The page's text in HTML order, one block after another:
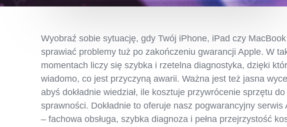
Wyobraź sobie sytuację, gdy Twój iPhone, iPad czy
sprawiać problemy tuż po zakończeniu gwarancji Apple. W
momentach liczy się szybka i rzetelna diagnostyka, dzięki
wiadomo, co jest przyczyną awarii. Ważna jest też jasna
abyś dokładnie wiedział, ile kosztuje przywrócenie sprzętu do
sprawności. Dokładnie to oferuje nasz pogwarancyjny serwis
– fachowa obsługa, szybka diagnoza i pełna przejrzystość